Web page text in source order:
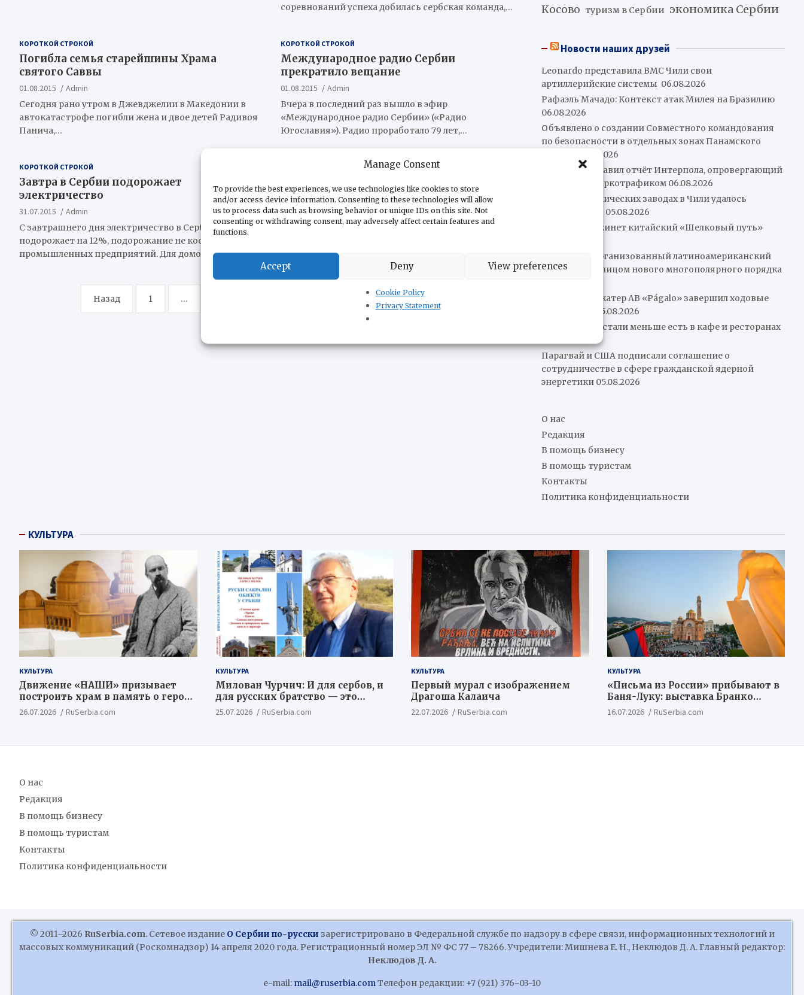
Manage Consent
To provide the best experiences, we use technologies like cookies to store
and/or access device information. Consenting to these technologies will allow
us to process data such as browsing behavior or unique IDs on this site. Not
consenting or withdrawing consent, may adversely affect certain features and
functions.
Accept Deny View preferences
Cookie Policy
Privacy Statement
соревнований успеха добилась сербская команда,…
КОРОТКОЙ СТРОКОЙ
Погибла семья старейшины Храма
святого Саввы
01.08.2015
Admin
Сегодня рано утром в Джевджелии в Македонии в
автокатастрофе погибли жена и двое детей Радивоя
Панича,…
КОРОТКОЙ СТРОКОЙ
Международное радио Сербии
прекратило вещание
01.08.2015
Admin
Вчера в последний раз вышло в эфир
«Международное радио Сербии» («Радио
Югославия»). Радио проработало 79 лет,…
КОРОТКОЙ СТРОКОЙ
Завтра в Сербии подорожает
электричество
31.07.2015
Admin
С завтрашнего дня электричество в Сербии
подорожает на 12%, подорожание не коснется
промышленных предприятий. Для домохозяйств…
Сербские ватерполисты победили
Австралию
31.07.2015
Admin
Сербские ватерполисты победили в третьем матче
побед над Черногорией и…
Пагинация
записей
Назад 1 … 796 Далее
Косово туризм в Сербии экономика Сербии
Новости наших друзей
Leonardo представила ВМС Чили свои
артиллерийские системы 06.08.2026
Рафаэль Мачадо: Контекст атак Милея на Бразилию
06.08.2026
Объявлено о создании Совместного командования
по безопасности в отдельных зонах Панамского
06.08.2026
Петро представил отчёт Интерпола, опровергающий
его связи с наркотрафиком 06.08.2026
Пожар на химических заводах в Чили удалось
05.08.2026
Колумбия покинет китайский «Шелковый путь»
Нам нужен организованный латиноамериканский
рынок перед лицом нового многополярного порядка
Патрульный катер AB «Págalo» завершил ходовые
05.08.2026
Венесуэльцы стали меньше есть в кафе и ресторанах
Парагвай и США подписали соглашение о
сотрудничестве в сфере гражданской ядерной
энергетики 05.08.2026
О нас
Редакция
В помощь бизнесу
В помощь туристам
Контакты
Политика конфиденциальности
КУЛЬТУРА
КУЛЬТУРА
Движение «НАШИ» призывает
построить храм в память о героях
Косовской Битвы
26.07.2026 RuSerbia.com
КУЛЬТУРА
Милован Чурчич: И для сербов, и
для русских братство — это
ценностный и цивилизационный
концепт
25.07.2026 RuSerbia.com
КУЛЬТУРА
Первый мурал с изображением
Драгоша Калаича
22.07.2026 RuSerbia.com
КУЛЬТУРА
«Письма из России» прибывают в
Баня-Луку: выставка Бранко
Недимовича объединяет
шестерых художников из
16.07.2026 RuSerbia.com
О нас
Редакция
В помощь бизнесу
В помощь туристам
Контакты
Политика конфиденциальности
© 2011–2026 RuSerbia.com. Сетевое издание О Сербии по-русски зарегистрировано в Федеральной службе по надзору в сфере связи, информационных технологий и
массовых коммуникаций (Роскомнадзор) 14 апреля 2020 года. Регистрационный номер ЭЛ № ФС 77 – 78266. Учредители: Мишнева Е. Н., Неклюдов Д. А. Главный редактор:
Неклюдов Д. А.
e-mail: mail@ruserbia.comТелефон редакции: +7 (921) 376-03-10